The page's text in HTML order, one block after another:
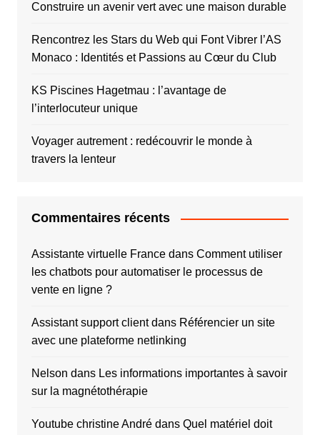
Construire un avenir vert avec une maison durable
Rencontrez les Stars du Web qui Font Vibrer l’AS
Monaco : Identités et Passions au Cœur du Club
KS Piscines Hagetmau : l’avantage de
l’interlocuteur unique
Voyager autrement : redécouvrir le monde à
travers la lenteur
Commentaires récents
Assistante virtuelle Francedans Comment utiliser
les chatbots pour automatiser le processus de
vente en ligne ?
Assistant support clientdans Référencier un site
avec une plateforme netlinking
Nelson dans Les informations importantes à savoir
sur la magnétothérapie
Youtube christine Andrédans Quel matériel doit